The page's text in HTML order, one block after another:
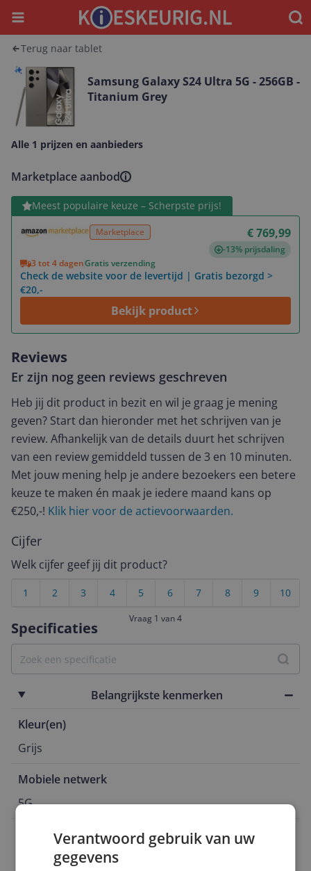
Menu
Terug naar tablet
Samsung Galaxy S24 Ultra 5G - 256GB -
Titanium Grey
Alle 1 prijzen en aanbieders
Marketplace aanbod
Meest populaire keuze – Scherpste prijs!
Marketplace € 769,99
-13% prijsdaling
3 tot 4 dagenGratis verzending
Check de website voor de levertijd | Gratis bezorgd >
€20,-
Bekijk product
Bekijk product
Specificaties
Belangrijkste kenmerken
Kleur(en)
Grijs
Mobiele netwerk
5G
Opslagcapaciteit
256 GB
Reviews
Er zijn nog geen reviews geschreven
Heb jij dit product in bezit en wil je graag je mening
geven? Start dan hieronder met het schrijven van je
review. Afhankelijk van de details duurt het schrijven
van een review gemiddeld tussen de 3 en 10 minuten.
Met jouw mening help je andere bezoekers een betere
keuze te maken én maak je iedere maand kans op
€250,-! Klik hier voor de actievoorwaarden.
Cijfer
Welk cijfer geef jij dit product?
10
9
8
7
6
5
4
3
2
1
Vraag 1 van 4
Verantwoord gebruik van uw
gegevens